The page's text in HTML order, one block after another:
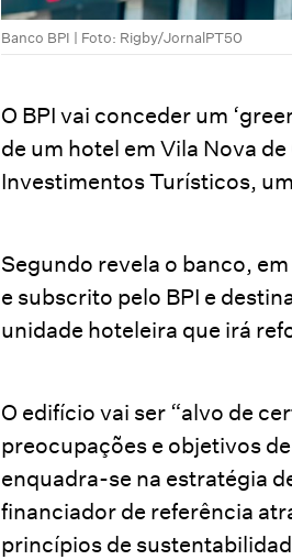
Banco BPI | Foto: Rigby/JornalPT50
O BPI vai conceder um
de um hotel em Vila Nova
Investimentos Turísticos,
Segundo revela o banco,
e subscrito pelo BPI e
unidade hoteleira que irá
O edifício vai ser “alvo de
preocupações e objetivos
enquadra-se na estratégia
financiador de referência
princípios de